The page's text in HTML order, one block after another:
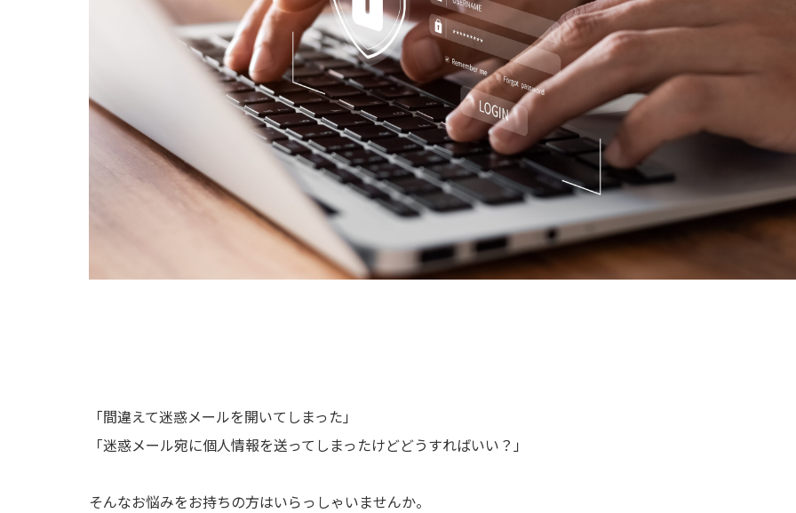
「間違えて迷惑メールを開いてしまった」
「迷惑メール宛に個人情報を送ってしまったけどどうすればいい？」
そんなお悩みをお持ちの方はいらっしゃいませんか。